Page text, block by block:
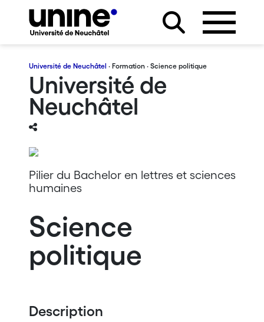
Université de Neuchâtel · Formation· Science politique
Université de
Neuchâtel
Pilier du Bachelor en lettres et sciences
humaines
Science
politique
Description